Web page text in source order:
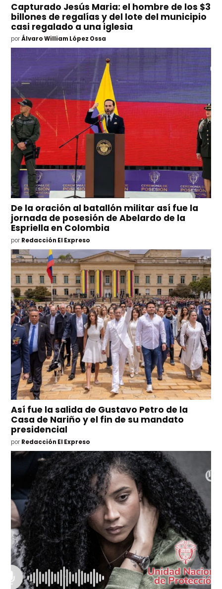
Capturado Jesús Maria: el hombre de los $3
billones de regalías y del lote del municipio
casi regalado a una iglesia
por Álvaro William López Ossa
De la oración al batallón militar así fue la
jornada de posesión de Abelardo de la
Espriella en Colombia
por Redacción El Expreso
Así fue la salida de Gustavo Petro de la
Casa de Nariño y el fin de su mandato
presidencial
por Redacción El Expreso